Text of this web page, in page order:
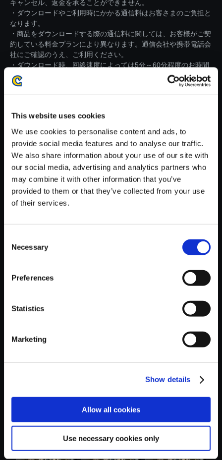
This website uses cookies
We use cookies to personalise content and ads, to
provide social media features and to analyse our traffic.
We also share information about your use of our site with
our social media, advertising and analytics partners who
may combine it with other information that you’ve
provided to them or that they’ve collected from your use
of their services.
Selection
Necessary
Preferences
Statistics
Marketing
Show details
Allow all cookies
Use necessary cookies only
キャンセル、返金を承ることができません。
・ダウンロードやご利用時にかかる通信料はお客さまのご負担と
なります。
・商品をダウンロードする際の通信料に関しては、お客様がご契
約している料金プランにより異なります。通信会社や携帯電話会
社にご確認のうえ、ご利用ください。
・ダウンロード時、回線速度によっては5分～60分程度のお時間
がかかる場合がございます。
※ご購入いただいたファイルのダウンロードの際には、通信環境
が安定しているWifi環境でお試しください。
【単曲】エグゾプライマル オリ
ジナルサウンドトラック Exosui
t Carrier: Wargame Menu
おすすめ商品